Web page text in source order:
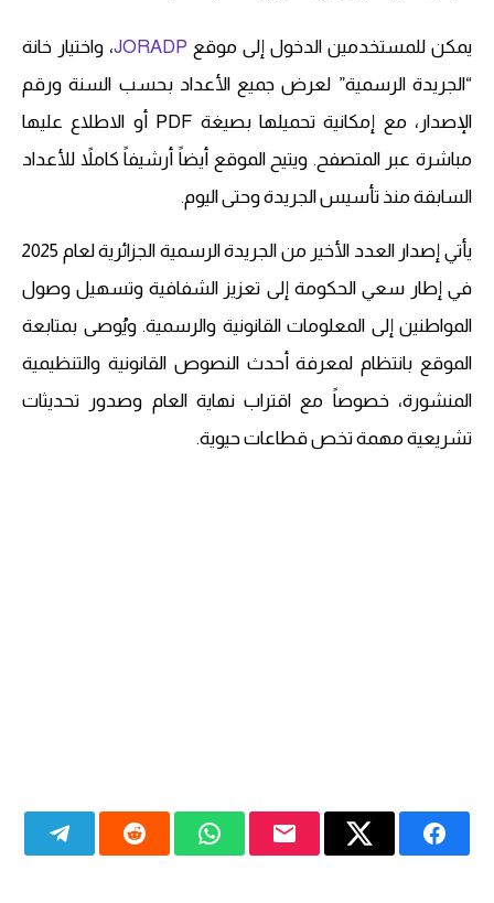
يمكن للمستخدمين الدخول إلى موقع JORADP، واختيار خانة
“الجريدة الرسمية” لعرض جميع الأعداد بحسب السنة ورقم
الإصدار، مع إمكانية تحميلها بصيغة PDF أو الاطلاع عليها
مباشرة عبر المتصفح. ويتيح الموقع أيضاً أرشيفاً كاملاً للأعداد
السابقة منذ تأسيس الجريدة وحتى اليوم.
يأتي إصدار العدد الأخير من الجريدة الرسمية الجزائرية لعام 2025
في إطار سعي الحكومة إلى تعزيز الشفافية وتسهيل وصول
المواطنين إلى المعلومات القانونية والرسمية. ويُوصى بمتابعة
الموقع بانتظام لمعرفة أحدث النصوص القانونية والتنظيمية
المنشورة، خصوصاً مع اقتراب نهاية العام وصدور تحديثات
تشريعية مهمة تخص قطاعات حيوية.